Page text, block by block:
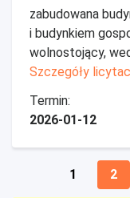
zabudowana
i budynkiem
wolnostojący,
Szczegóły
Termin:
2026-01-12
1 2